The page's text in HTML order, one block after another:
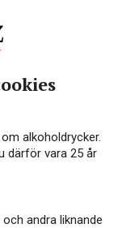
alkoholdrycker.
därför vara 25 år
andra liknande